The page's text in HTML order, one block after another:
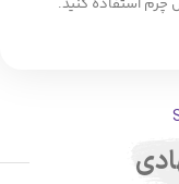
استفاده کنید.